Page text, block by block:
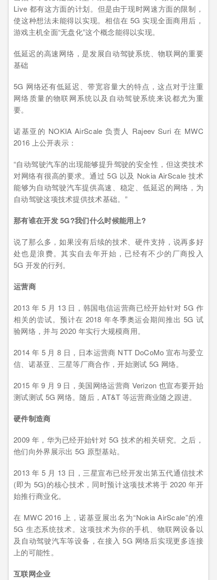
Live 都有这方面的计划。但是由于现时网速方面的限制，
使这种想法未能得以实现。相信在 5G 实现全面商用后，
游戏主机全面“无盘化”这个概念能得以实现。
低延迟的高速网络，是发展自动驾驶系统、物联网的重要
基础
5G 网络还有低延迟、带宽容量大的特点，这点对于注重
网络质量的物联网系统以及自动驾驶系统来说都尤为重
要。
诺基亚的 NOKIA AirScale 负责人 Rajeev Suri 在 MWC
2016 上公开表示：
“自动驾驶汽车的出现能够提升驾驶的安全性，但这类技术
对网络有很高的要求。通过 5G 以及 Nokia AirScale 技术
能够为自动驾驶汽车提供高速、稳定、低延迟的网络，为
自动驾驶这项技术提供技术基础。”
那有谁在开发 5G?我们什么时候能用上?
说了那么多，如果没有后续的技术、硬件支持，说再多好
处也是浪费。其实自去年开始，已经有不少的厂商投入
5G 开发的行列。
运营商
2013 年 5 月 13 日，韩国电信运营商已经开始针对 5G 作
相关的尝试。预计在 2018 年冬季奥运会期间推出 5G 试
验网络，并与 2020 年实行大规模商用。
2014 年 5 月 8 日，日本运营商 NTT DoCoMo 宣布与爱立
信、诺基亚、三星等厂商合作，开始测试 5G 网络。
2015 年 9 月 9 日，美国网络运营商 Verizon 也宣布要开始
测试测试 5G 网络。随后，AT&T 等运营商业随之跟进。
硬件制造商
2009 年，华为已经开始针对 5G 技术的相关研究。之后，
他们向外界展示出 5G 原型基站。
2013 年 5 月 13 日，三星宣布已经开发出第五代通信技术
(即为 5G)的核心技术，同时预计这项技术将于 2020 年开
始推行商业化。
在 MWC 2016 上，诺基亚展出名为“Nokia AirScale”的准
5G 生态系统技术。这项技术为你的手机、物联网设备以
及自动驾驶汽车等设备，在接入 5G 网络后实现更多连接
上的可能性。
互联网企业